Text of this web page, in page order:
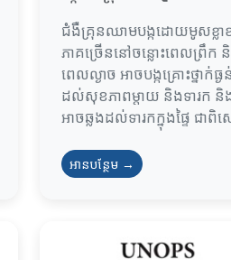
ជំងឺគ្រុនឈាមបង្កដោយមូសខ្លា
ភាគច្រើននៅចន្លោះពេលព្រឹក
ពេលល្ងាច អាចបង្កគ្រោះថ្នាក់ធ្ង
ដល់សុខភាពម្តាយ និងទារក និ
អាចឆ្លងដល់ទារកក្នុងផ្ទៃ ជាពិស
អានបន្ថែម →